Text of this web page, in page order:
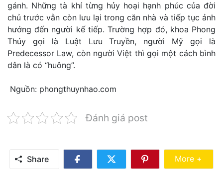
gánh. Những tà khí từng hủy hoại hạnh phúc của đời
chủ trước vẫn còn lưu lại trong căn nhà và tiếp tục ảnh
hưởng đến người kế tiếp. Trường hợp đó, khoa Phong
Thủy gọi là Luật Lưu Truyền, người Mỹ gọi là
Predecessor Law, còn người Việt thì gọi một cách bình
dân là có “huông”.
Nguồn: phongthuynhao.com
Đánh giá post
Share
Share
Share
More +